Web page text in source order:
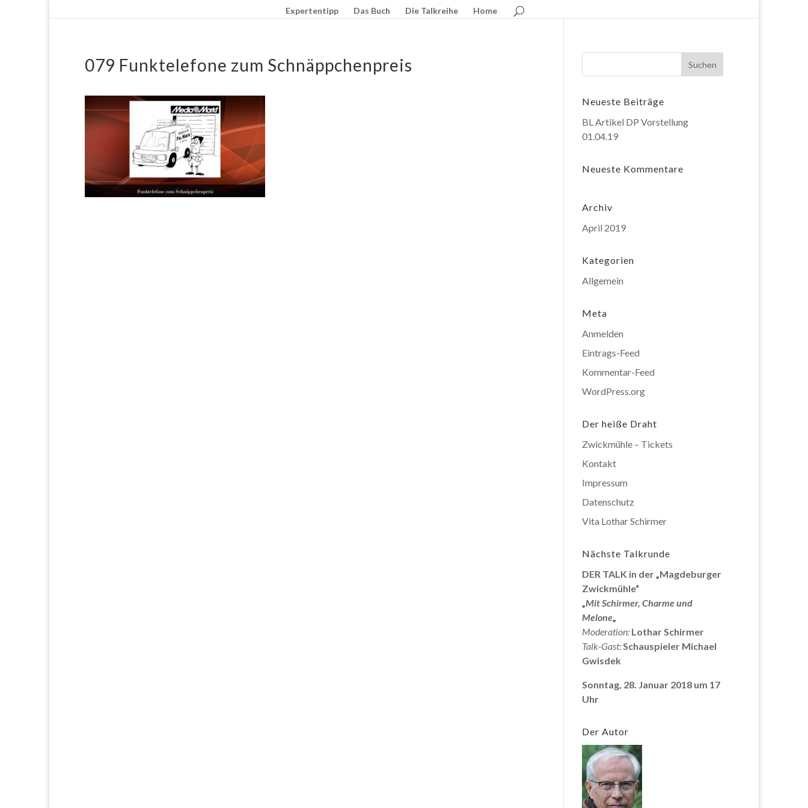
Expertentipp Das Buch Die Talkreihe Home
079 Funktelefone zum Schnäppchenpreis
Neueste Beiträge
BL Artikel DP Vorstellung
01.04.19
Neueste Kommentare
Archiv
April 2019
Kategorien
Allgemein
Meta
Anmelden
Eintrags-Feed
Kommentar-Feed
WordPress.org
Der heiße Draht
Zwickmühle – Tickets
Kontakt
Impressum
Datenschutz
Vita Lothar Schirmer
Nächste Talkrunde
DER TALK in der „Magdeburger
Zwickmühle“
„Mit Schirmer, Charme und
Melone„
Moderation: Lothar Schirmer
Talk-Gast:Schauspieler Michael
Gwisdek
Sonntag, 28. Januar 2018 um 17
Uhr
Der Autor